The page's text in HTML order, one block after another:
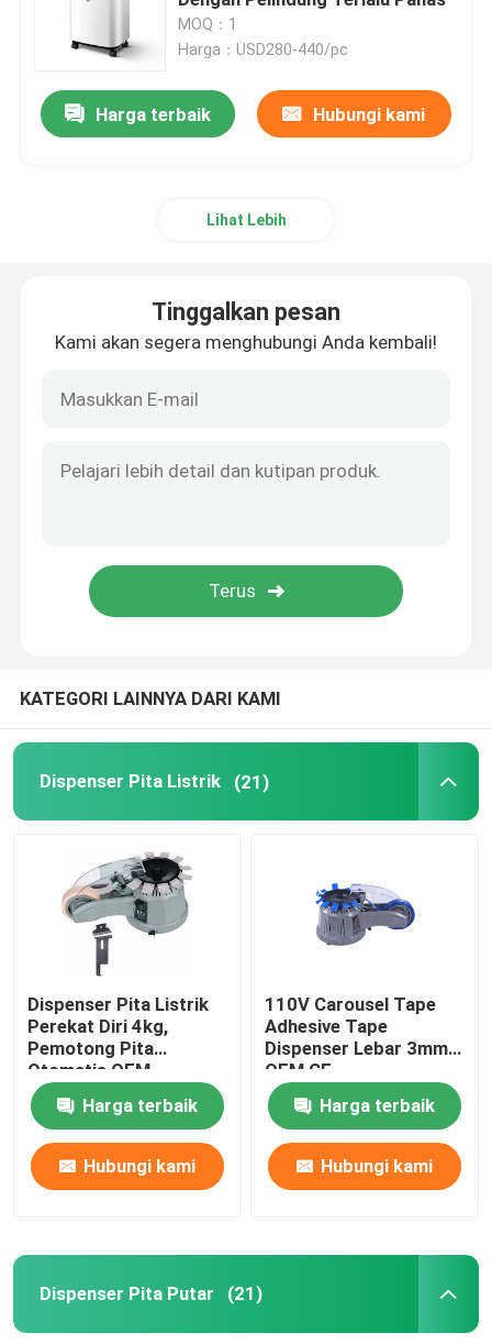
Dispenser Label Listrik
Mesin Pengumpan Sekrup
Ruang Pengeringan Hewan Peliharaan
Kotak Pengeringan Hewan Peliharaan
Toilet Pintar Kucing
Mesin Gelembung Mikro Untuk Anjing
MOQ：1
Harga：USD280-440/pc
Harga terbaik Hubungi kami
Lihat Lebih
Tinggalkan pesan
Kami akan segera menghubungi Anda kembali!
KATEGORI LAINNYA DARI KAMI
Dispenser Pita Listrik (21)
Dispenser Pita Listrik
Perekat Diri 4kg,
Pemotong Pita
Otomatis OEM
Harga terbaik
Hubungi kami
110V Carousel Tape
Adhesive Tape
Dispenser Lebar 3mm
OEM CE
Harga terbaik
Hubungi kami
Dispenser Pita Putar (21)